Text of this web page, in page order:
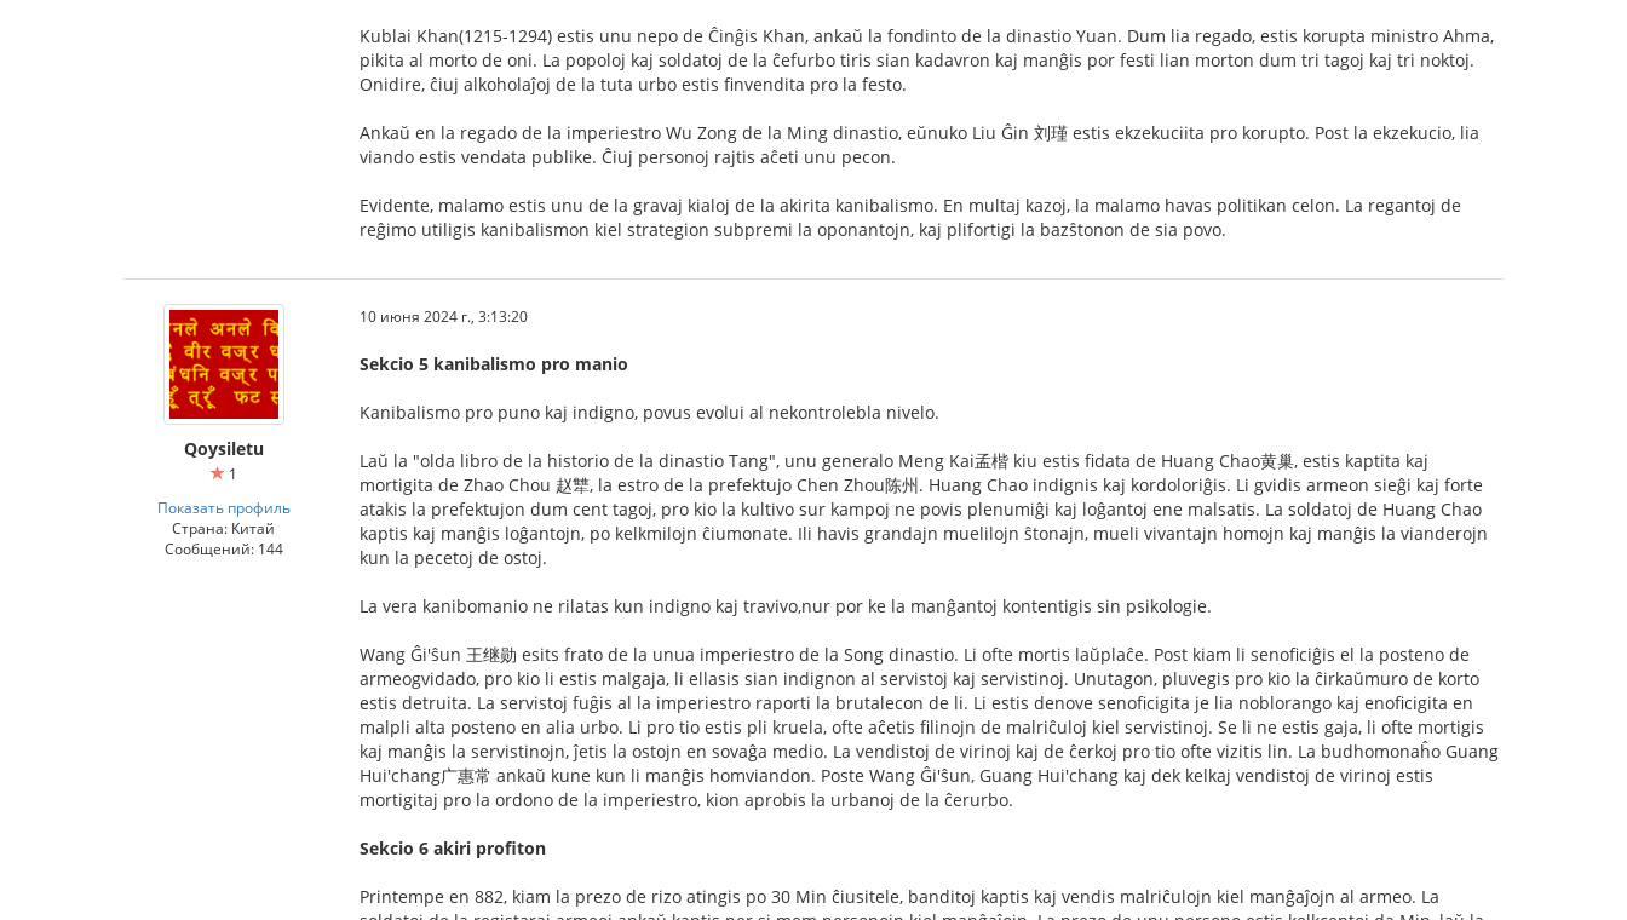
Kublai Khan(1215-1294) estis unu nepo de Ĉinĝis Khan, ankaŭ la fondinto de la dinastio Yuan. Dum lia regado, estis korupta ministro Ahma,
pikita al morto de oni. La popoloj kaj soldatoj de la ĉefurbo tiris sian kadavron kaj manĝis por festi lian morton dum tri tagoj kaj tri noktoj.
Onidire, ĉiuj alkoholaĵoj de la tuta urbo estis finvendita pro la festo.
Ankaŭ en la regado de la imperiestro Wu Zong de la Ming dinastio, eŭnuko Liu Ĝin 刘瑾 estis ekzekuciita pro korupto. Post la ekzekucio, lia
viando estis vendata publike. Ĉiuj personoj rajtis aĉeti unu pecon.
Evidente, malamo estis unu de la gravaj kialoj de la akirita kanibalismo. En multaj kazoj, la malamo havas politikan celon. La regantoj de
reĝimo utiligis kanibalismon kiel strategion subpremi la oponantojn, kaj plifortigi la bazŝtonon de sia povo.
Qoysiletu
1
Показать профиль
Страна: Китай
Сообщений: 144
10 июня 2024 г., 3:13:20
Sekcio 5 kanibalismo pro manio
Kanibalismo pro puno kaj indigno, povus evolui al nekontrolebla nivelo.
Laŭ la "olda libro de la historio de la dinastio Tang", unu generalo Meng Kai孟楷 kiu estis fidata de Huang Chao黄巢, estis kaptita kaj
mortigita de Zhao Chou 赵犨, la estro de la prefektujo Chen Zhou陈州. Huang Chao indignis kaj kordoloriĝis. Li gvidis armeon sieĝi kaj forte
atakis la prefektujon dum cent tagoj, pro kio la kultivo sur kampoj ne povis plenumiĝi kaj loĝantoj ene malsatis. La soldatoj de Huang Chao
kaptis kaj manĝis loĝantojn, po kelkmilojn ĉiumonate. Ili havis grandajn muelilojn ŝtonajn, mueli vivantajn homojn kaj manĝis la vianderojn
kun la pecetoj de ostoj.
La vera kanibomanio ne rilatas kun indigno kaj travivo,nur por ke la manĝantoj kontentigis sin psikologie.
Wang Ĝi'ŝun 王继勋 esits frato de la unua imperiestro de la Song dinastio. Li ofte mortis laŭplaĉe. Post kiam li senoficiĝis el la posteno de
armeogvidado, pro kio li estis malgaja, li ellasis sian indignon al servistoj kaj servistinoj. Unutagon, pluvegis pro kio la ĉirkaŭmuro de korto
estis detruita. La servistoj fuĝis al la imperiestro raporti la brutalecon de li. Li estis denove senoficigita je lia noblorango kaj enoficigita en
malpli alta posteno en alia urbo. Li pro tio estis pli kruela, ofte aĉetis filinojn de malriĉuloj kiel servistinoj. Se li ne estis gaja, li ofte mortigis
kaj manĝis la servistinojn, ĵetis la ostojn en sovaĝa medio. La vendistoj de virinoj kaj de ĉerkoj pro tio ofte vizitis lin. La budhomonaĥo Guang
Hui'chang广惠常 ankaŭ kune kun li manĝis homviandon. Poste Wang Ĝi'ŝun, Guang Hui'chang kaj dek kelkaj vendistoj de virinoj estis
mortigitaj pro la ordono de la imperiestro, kion aprobis la urbanoj de la ĉerurbo.
Sekcio 6 akiri profiton
Printempe en 882, kiam la prezo de rizo atingis po 30 Min ĉiusitele, banditoj kaptis kaj vendis malriĉulojn kiel manĝaĵojn al armeo. La